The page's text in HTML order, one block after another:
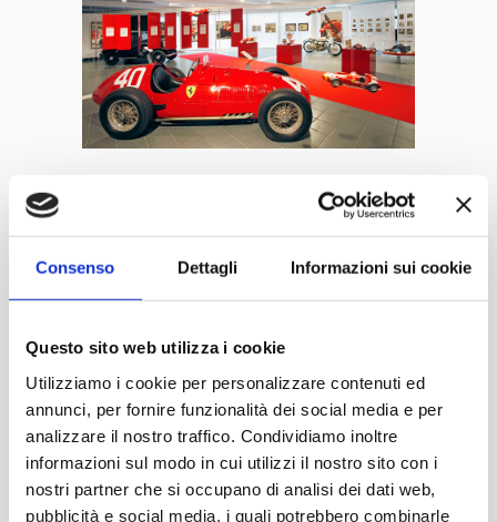
Consenso Dettagli Informazioni sui cookie
Questo sito web utilizza i cookie
Utilizziamo i cookie per personalizzare contenuti ed
annunci, per fornire funzionalità dei social media e per
analizzare il nostro traffico. Condividiamo inoltre
informazioni sul modo in cui utilizzi il nostro sito con i
nostri partner che si occupano di analisi dei dati web,
pubblicità e social media, i quali potrebbero combinarle
startete die Ausstellung in Zusammenarbeit mit Museo
Ferrari und Archivio Millanta
28 Mai 2008